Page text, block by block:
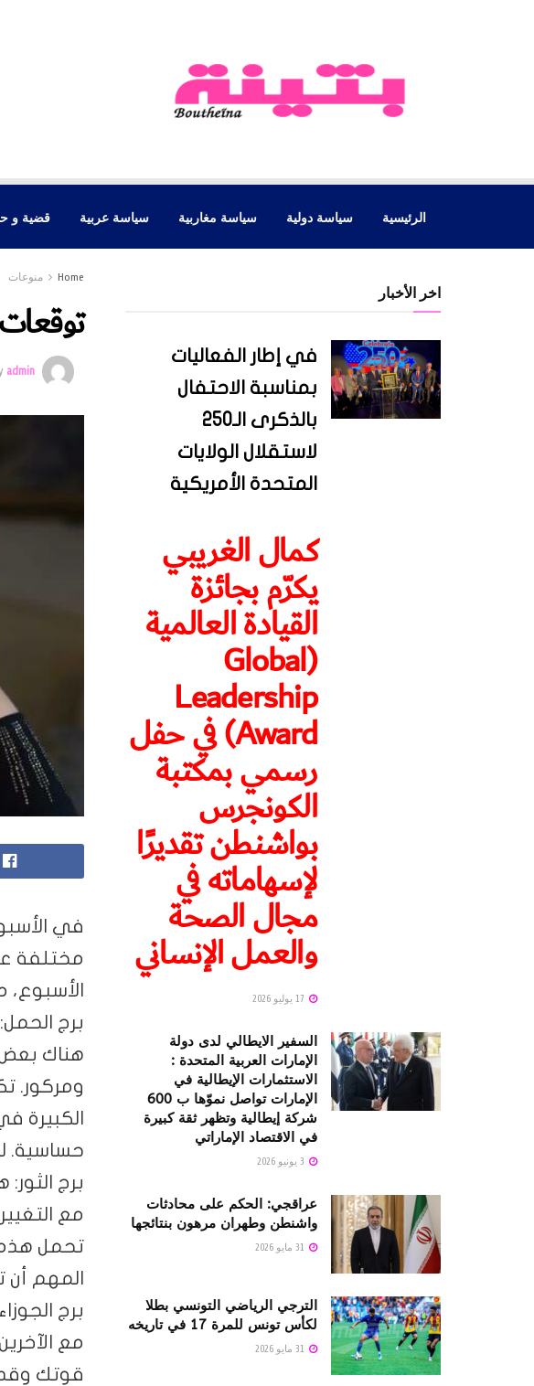
الرئيسية سياسة دولية سياسة مغاربية سياسة عربية قضية و
Home منوعات
توقعات
admin
مختلفة
الأسبوع،
برج
هناك بعض
ومركور.
الكبيرة
حساسية.
برج
مع
تحمل هذه
المهم أن
برج
مع
قوتك
اخر الأخبار
في إطار الفعاليات
بمناسبة الاحتفال
بالذكرى الـ250
لاستقلال الولايات
المتحدة الأمريكية
كمال الغريبي
يكرّم بجائزة
القيادة العالمية
(Global
Leadership
Award) في حفل
رسمي بمكتبة
الكونجرس
بواشنطن تقديرًا
لإسهاماته في
مجال الصحة
والعمل الإنساني
السفير الايطالي لدى دولة
الإمارات العربية المتحدة :
الاستثمارات الإيطالية في
الإمارات تواصل نموّها ب 600
شركة إيطالية وتظهر ثقة كبيرة
في الاقتصاد الإماراتي
عراقجي: الحكم على محادثات
واشنطن وطهران مرهون بنتائجها
الترجي الرياضي التونسي بطلا
لكأس تونس للمرة 17 في تاريخه